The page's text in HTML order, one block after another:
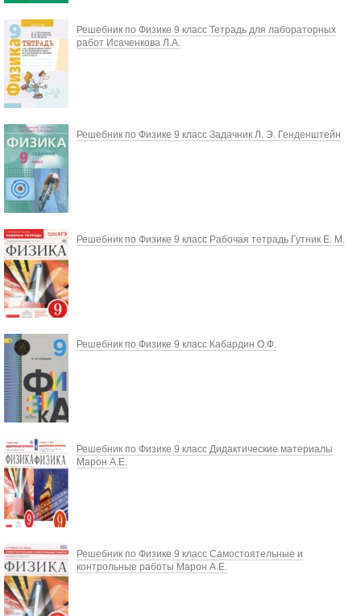
Решебник по Физике 9 класс Тетрадь для лабораторных
работ Исаченкова Л.А.
Решебник по Физике 9 класс Задачник Л. Э. Генденштейн
Решебник по Физике 9 класс Рабочая тетрадь Гутник Е. М.
Решебник по Физике 9 класс Кабардин О.Ф.
Решебник по Физике 9 класс Дидактические материалы
Марон А.Е.
Решебник по Физике 9 класс Самостоятельные и
контрольные работы Марон А.Е.